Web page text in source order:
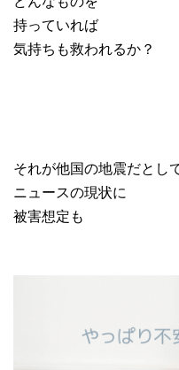
持っていれば
気持ちも救われるか？
それが他国の地震だとし
ニュースの現状に
被害想定も